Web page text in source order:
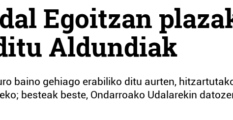
Egoitzan
Aldundiak
baino gehiago erabiliko ditu aurten,
besteak beste, Ondarroako Udalarekin